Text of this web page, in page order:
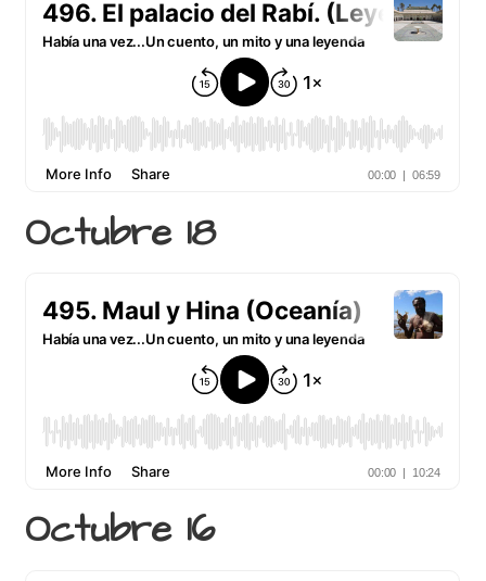
Octubre 18
Octubre 16